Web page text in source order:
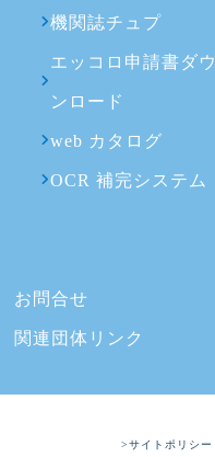
機関誌チュプ
エッコロ申請書ダウ
ンロード
web カタログ
OCR 補完システム
お問合せ
関連団体リンク
>サイトポリシー